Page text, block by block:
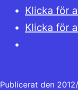
Klicka för
Klicka för
Publicerat den